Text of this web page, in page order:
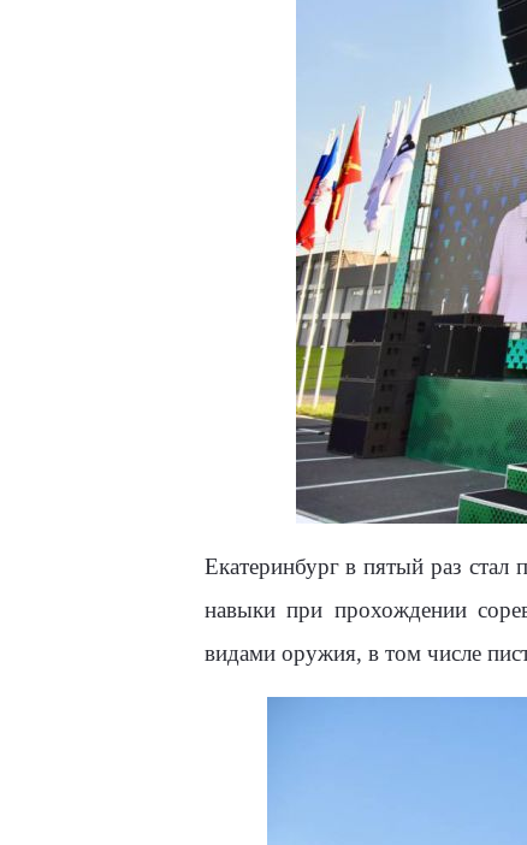
Екатеринбург в пятый раз стал
навыки при прохождении
видами оружия, в том числе